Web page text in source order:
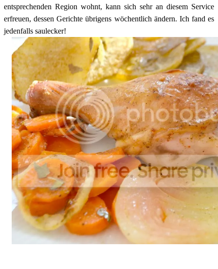
entsprechenden Region wohnt, kann sich sehr an diesem Service
erfreuen, dessen Gerichte übrigens wöchentlich ändern. Ich fand es
jedenfalls saulecker!